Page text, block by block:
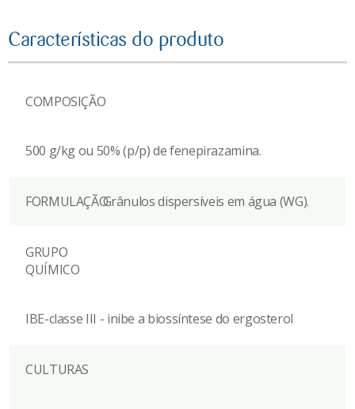
Características do produto
COMPOSIÇÃO
500 g/kg ou 50% (p/p) de fenepirazamina.
FORMULAÇÃOGrânulos dispersíveis em água (WG).
GRUPO
QUÍMICO
IBE-classe III - inibe a biossíntese do ergosterol
CULTURAS